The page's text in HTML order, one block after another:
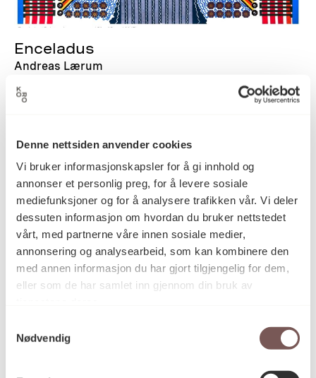
Denne nettsiden anvender cookies
Vi bruker informasjonskapsler for å gi innhold og
annonser et personlig preg, for å levere sosiale
mediefunksjoner og for å analysere trafikken vår. Vi deler
dessuten informasjon om hvordan du bruker nettstedet
vårt, med partnerne våre innen sosiale medier,
annonsering og analysearbeid, som kan kombinere den
med annen informasjon du har gjort tilgjengelig for dem,
eller som de har samlet inn gjennom din bruk av
Nødvendig
Enceladus
Andreas Lærum
GIGO (Garbage in, garbage out)